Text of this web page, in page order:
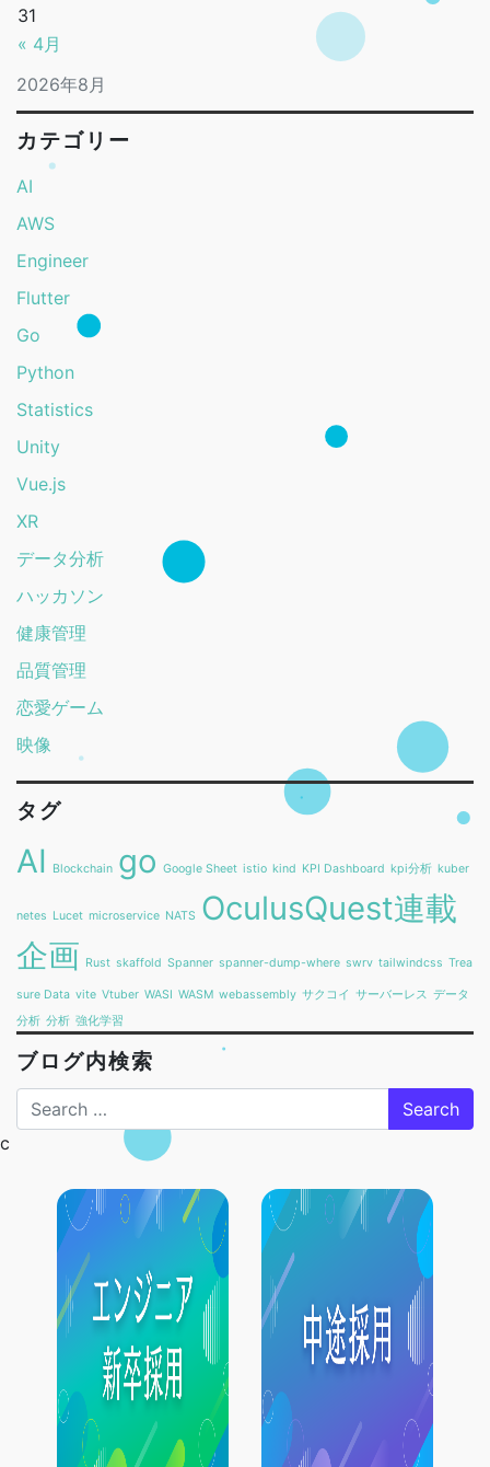
2026年8月
« 4月
31
カテゴリー
AI
AWS
Engineer
Flutter
Go
Python
Statistics
Unity
Vue.js
XR
データ分析
ハッカソン
健康管理
品質管理
恋愛ゲーム
映像
タグ
AI Blockchain go Google Sheet istio kind KPI Dashboard kpi分析 kuber
netes Lucet microservice NATS OculusQuest連載
企画 Rust skaffold Spanner spanner-dump-where swrv tailwindcss Trea
sure Data vite Vtuber WASI WASM webassembly サクコイ サーバーレス データ
分析 分析 強化学習
ブログ内検索
Search
c